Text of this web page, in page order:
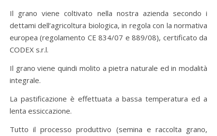
Il grano viene coltivato nella nostra azienda secondo i
dettami dell’agricoltura biologica, in regola con la normativa
europea (regolamento CE 834/07 e 889/08), certificato da
CODEX s.r.l.
Il grano viene quindi molito a pietra naturale ed in modalità
integrale.
La pastificazione è effettuata a bassa temperatura ed a
lenta essiccazione.
Tutto il processo produttivo (semina e raccolta grano,